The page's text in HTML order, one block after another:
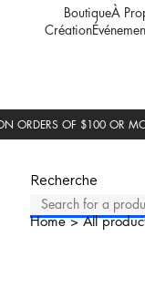
BoutiqueÀ
Création
Recherche
Home>All